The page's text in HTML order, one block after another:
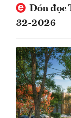
Đón đọc
32-2026